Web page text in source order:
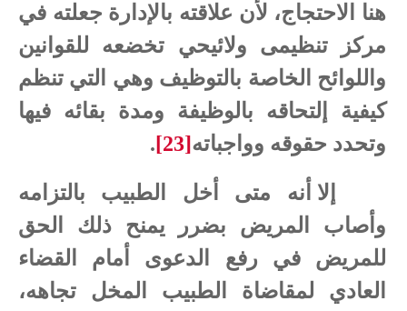
هنا الاحتجاج، لأن علاقته بالإدارة جعلته في
مركز تنظیمی ولائيحي تخضعه للقوانين
واللوائح الخاصة بالتوظيف وهي التي تنظم
كيفية إلتحاقه بالوظيفة ومدة بقائه فيها
وتحدد حقوقه وواجباته[23]
.
إلا أنه متى أخل الطبيب بالتزامه
وأصاب المريض بضرر يمنح ذلك الحق
للمريض في رفع الدعوى أمام القضاء
العادي لمقاضاة الطبيب المخل تجاهه،